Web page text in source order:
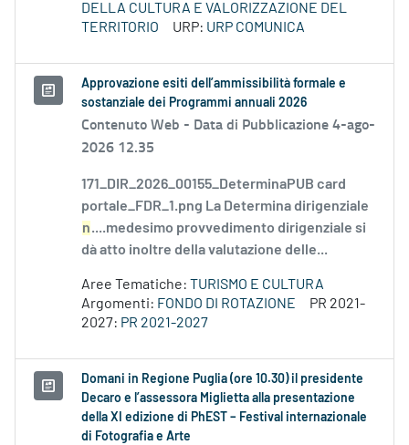
DELLA CULTURA E VALORIZZAZIONE DEL
TERRITORIO
URP: URP COMUNICA
Approvazione esiti dell’ammissibilità formale e
sostanziale dei Programmi annuali 2026
Contenuto Web - Data di Pubblicazione 4-ago-
2026 12.35
171_DIR_2026_00155_DeterminaPUB card
portale_FDR_1.png La Determina dirigenziale
n....medesimo provvedimento dirigenziale si
dà atto inoltre della valutazione delle...
Aree Tematiche: TURISMO E CULTURA
Argomenti: FONDO DI ROTAZIONE
PR 2021-
2027: PR 2021-2027
Domani in Regione Puglia (ore 10.30) il presidente
Decaro e l’assessora Miglietta alla presentazione
della XI edizione di PhEST – Festival internazionale
di Fotografia e Arte